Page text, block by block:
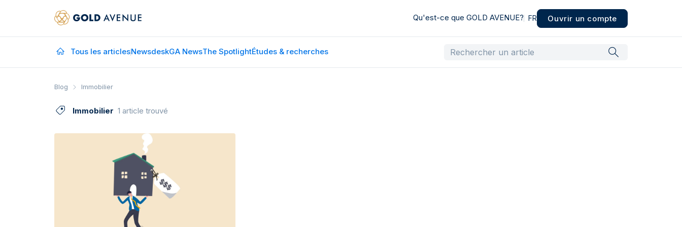
Qu'est-ce que GOLD AVENUE? FR Ouvrir un compte
Tous les articlesNewsdeskGA NewsThe SpotlightÉtudes & recherches
Blog Immobilier
Immobilier 1 article trouvé